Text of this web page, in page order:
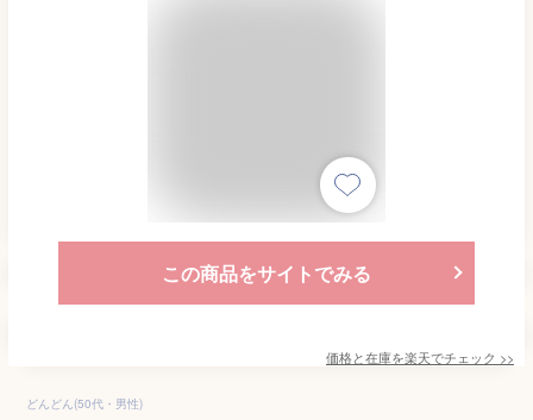
この商品をサイトでみる
価格と在庫を楽天でチェック >>
どんどん(50代・男性)